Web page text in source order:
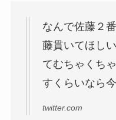
なんで佐藤２
藤貫いてほし
てむちゃくち
すくらいなら
twitter.com